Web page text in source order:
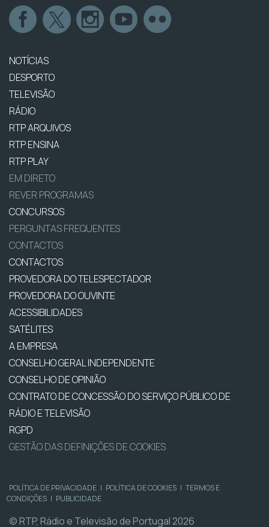
NOTÍCIAS
DESPORTO
TELEVISÃO
RÁDIO
RTP ARQUIVOS
RTP ENSINA
RTP PLAY
EM DIRETO
REVER PROGRAMAS
CONCURSOS
PERGUNTAS FREQUENTES
CONTACTOS
CONTACTOS
PROVEDORA DO TELESPECTADOR
PROVEDORA DO OUVINTE
ACESSIBILIDADES
SATÉLITES
A EMPRESA
CONSELHO GERAL INDEPENDENTE
CONSELHO DE OPINIÃO
CONTRATO DE CONCESSÃO DO SERVIÇO PÚBLICO DE
RÁDIO E TELEVISÃO
RGPD
GESTÃO DAS DEFINIÇÕES DE COOKIES
POLÍTICA DE PRIVACIDADE | POLÍTICA DE COOKIES | TERMOS E
CONDIÇÕES | PUBLICIDADE
© RTP, Rádio e Televisão de Portugal 2026